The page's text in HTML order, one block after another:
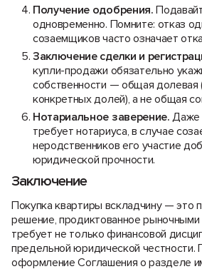
Получение одобрения.
одновременно. Помните: отказ
созаемщиков часто означает
Заключение сделки и
купли-продажи обязательно
собственности — общая долевая
конкретных долей), а не общая
Нотариальное заверение. Даже
требует нотариуса, в случае
неродственников его участие
юридической прочности.
Заключение
Покупка квартиры вскладчину — это
решение, продиктованное
требует не только финансовой
предельной юридической честности.
оформление Соглашения о разделе